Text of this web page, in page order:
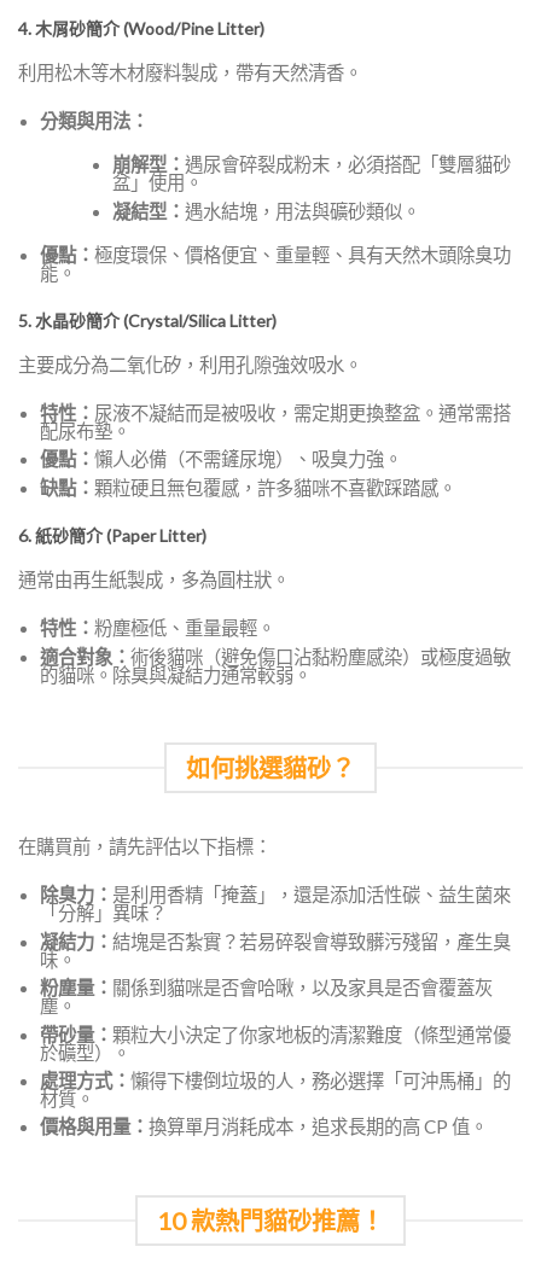
4. 木屑砂簡介 (Wood/Pine Litter)
利用松木等木材廢料製成，帶有天然清香。
分類與用法：
崩解型：遇尿會碎裂成粉末，必須搭配「雙層貓砂
盆」使用。
凝結型：遇水結塊，用法與礦砂類似。
優點：極度環保、價格便宜、重量輕、具有天然木頭除臭功
能。
5. 水晶砂簡介 (Crystal/Silica Litter)
主要成分為二氧化矽，利用孔隙強效吸水。
特性： 尿液不凝結而是被吸收，需定期更換整盆。通常需搭
配尿布墊。
優點：懶人必備（不需鏟尿塊）、吸臭力強。
缺點：顆粒硬且無包覆感，許多貓咪不喜歡踩踏感。
6. 紙砂簡介 (Paper Litter)
通常由再生紙製成，多為圓柱狀。
特性：粉塵極低、重量最輕。
適合對象：術後貓咪（避免傷口沾黏粉塵感染）或極度過敏
的貓咪。除臭與凝結力通常較弱。
如何挑選貓砂？
在購買前，請先評估以下指標：
除臭力： 是利用香精「掩蓋」，還是添加活性碳、益生菌來
「分解」異味？
凝結力：結塊是否紮實？若易碎裂會導致髒污殘留，產生臭
味。
粉塵量： 關係到貓咪是否會哈啾，以及家具是否會覆蓋灰
塵。
帶砂量：顆粒大小決定了你家地板的清潔難度（條型通常優
於礦型）。
處理方式：懶得下樓倒垃圾的人，務必選擇「可沖馬桶」的
材質。
價格與用量：換算單月消耗成本，追求長期的高 CP 值。
10 款熱門貓砂推薦！